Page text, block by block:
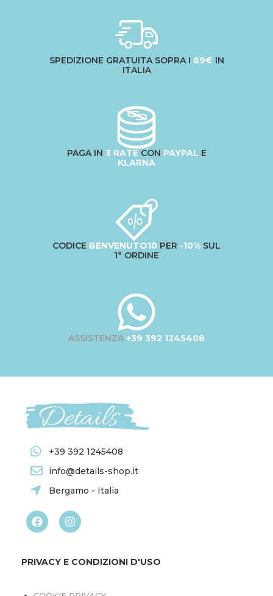
SPEDIZIONE GRATUITA SOPRA I 69€ IN
ITALIA
PAGA IN 3 RATECON PAYPAL E
KLARNA
CODICE BENVENUTO10 PER -10% SUL
1° ORDINE
ASSISTENZA +39 392 1245408
+39 392 1245408
info@details-shop.it
Bergamo - Italia
PRIVACY E CONDIZIONI D'USO